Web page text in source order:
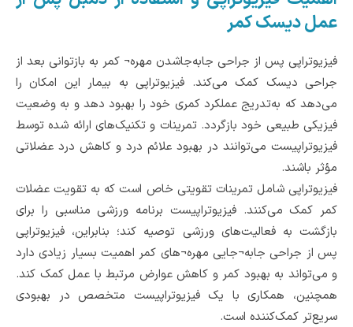
عمل دیسک کمر
فیزیوتراپی پس از جراحی جابه‌جاشدن مهره¬ کمر به بازتوانی بعد از
جراحی دیسک کمک می‌کند. فیزیوتراپی به بیمار این امکان را
می‌دهد که به‌تدریج عملکرد کمری خود را بهبود دهد و به وضعیت
فیزیکی طبیعی خود بازگردد. تمرینات و تکنیک‌های ارائه شده توسط
فیزیوتراپیست می‌توانند در بهبود علائم درد و کاهش درد عضلاتی
مؤثر باشند.
فیزیوتراپی شامل تمرینات تقویتی خاص است که به تقویت عضلات
کمر کمک می‌کنند. فیزیوتراپیست برنامه ورزشی مناسبی را برای
بازگشت به فعالیت‌های ورزشی توصیه کند؛ بنابراین، فیزیوتراپی
پس از جراحی جابه¬جایی مهره¬های کمر اهمیت بسیار زیادی دارد
و می‌تواند به بهبود کمر و کاهش عوارض مرتبط با عمل کمک کند.
همچنین، همکاری با یک فیزیوتراپیست متخصص در بهبودی
سریع‌تر کمک‌کننده است.